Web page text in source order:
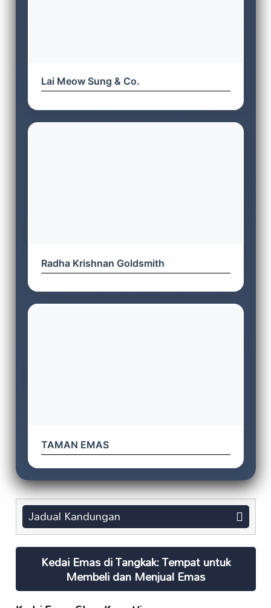
Lai Meow Sung & Co.
Radha Krishnan Goldsmith
TAMAN EMAS
Jadual Kandungan
Kedai Emas di Tangkak: Tempat untuk
Membeli dan Menjual Emas